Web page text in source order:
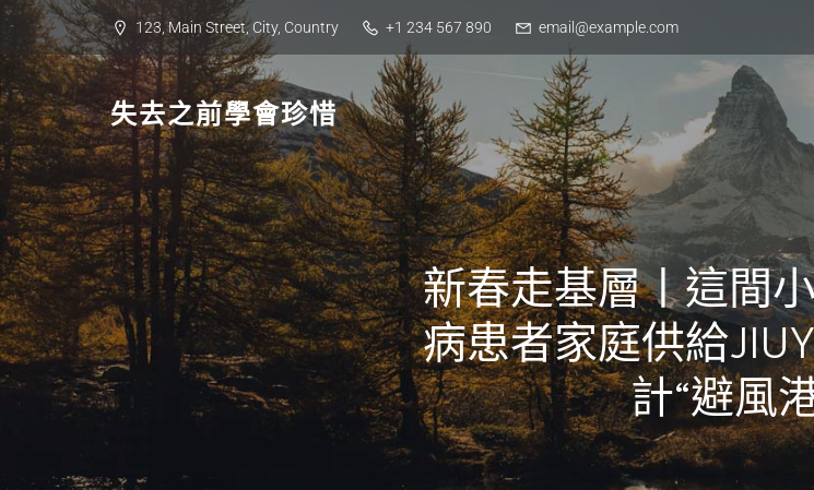
Skip
to
content
123, Main Street, City, Country +1 234 567 890 email@example.com
失去之前學會珍惜
新春走基層丨這間
病患者家庭供給
計“避風